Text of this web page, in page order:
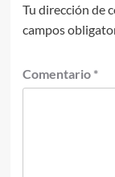
Tu dirección de
campos
Comentario *